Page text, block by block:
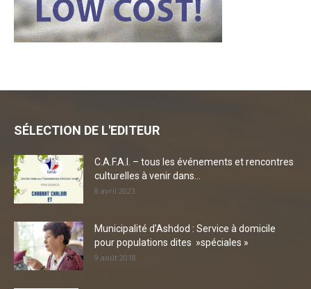
SÉLECTION DE L'EDITEUR
C.A.F.A.I. – tous les événements et rencontres
culturelles à venir dans...
8 avril 2023
Municipalité d’Ashdod : Service à domicile
pour populations dites »spéciales »
9 août 2018